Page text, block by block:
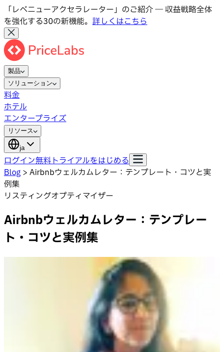
「レベニューアクセラレーター」のご紹介 ― 収益戦略全体
を強化する30の新機能。 詳しくはこちら
製品
ソリューション
料金
ホテル
エンタープライズ
リソース
ja
ログイン無料トライアルをはじめる
Blog > Airbnbウェルカムレター：テンプレート・コツと実
例集
リスティングオプティマイザー
Airbnbウェルカムレター：テンプレー
ト・コツと実例集